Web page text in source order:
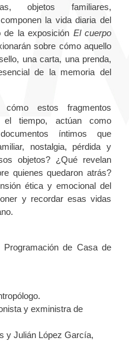
objetos familiares,
la vida diaria del
de la exposición El cuerpo
sobre cómo aquello
una carta, una prenda,
de la memoria del
cómo estos fragmentos
el tiempo, actúan como
íntimos que
nostalgia, pérdida y
objetos? ¿Qué revelan
quienes quedaron atrás?
ética y emocional del
y recordar esas vidas
de Casa de
y exministra de
y Julián López García,